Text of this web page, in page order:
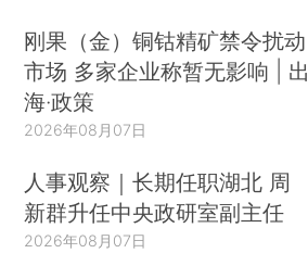
刚果（金）铜钴精矿禁令扰动
市场 多家企业称暂无影响 | 出
海·政策
2026年08月07日
人事观察｜长期任职湖北 周
新群升任中央政研室副主任
2026年08月07日